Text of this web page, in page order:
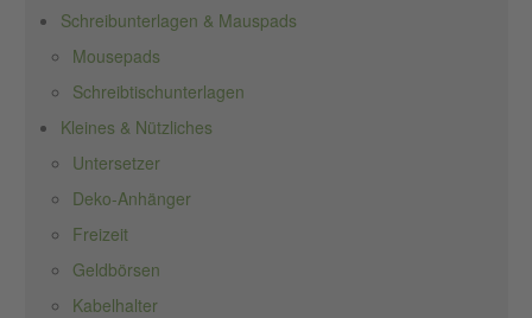
Schreibunterlagen & Mauspads
Mousepads
Schreibtischunterlagen
Kleines & Nützliches
Untersetzer
Deko-Anhänger
Freizeit
Geldbörsen
Kabelhalter